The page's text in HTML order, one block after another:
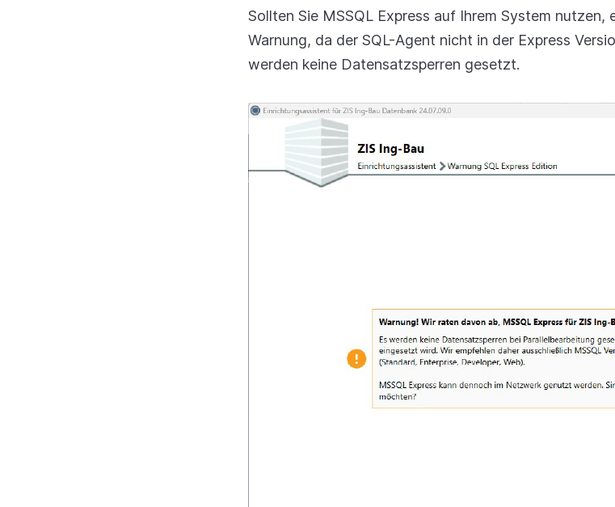
Sollten Sie MSSQL Express auf Ihrem System nutzen,
Warnung, da der SQL-Agent nicht in der Express
werden keine Datensatzsperren gesetzt.